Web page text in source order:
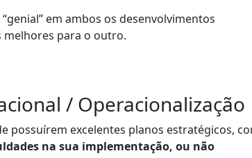
em ambos os desenvolvimentos
para o outro.
/ Operacionalização
possuírem excelentes planos estratégicos,
na sua implementação, ou não